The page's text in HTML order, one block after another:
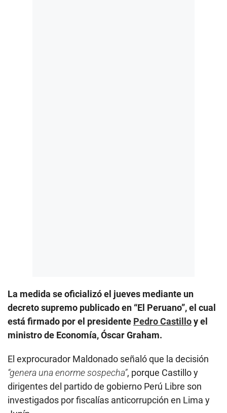
La medida se oficializó el jueves mediante un
decreto supremo publicado en “El Peruano”, el cual
está firmado por el presidente Pedro Castilloy el
ministro de Economía, Óscar Graham.
El exprocurador Maldonado señaló que la decisión
“genera una enorme sospecha”, porque Castillo y
dirigentes del partido de gobierno Perú Libre son
investigados por fiscalías anticorrupción en Lima y